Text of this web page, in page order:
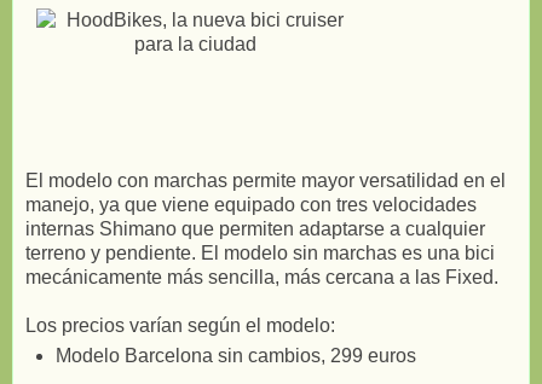
El modelo con marchas permite mayor versatilidad en el
manejo, ya que viene equipado con tres velocidades
internas Shimano que permiten adaptarse a cualquier
terreno y pendiente. El modelo sin marchas es una bici
mecánicamente más sencilla, más cercana a las Fixed.
Los precios varían según el modelo:
Modelo Barcelona sin cambios, 299 euros